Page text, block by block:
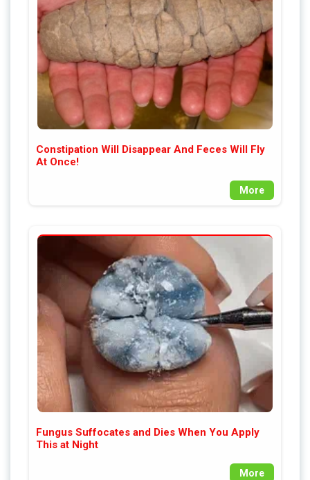
Constipation Will Disappear And Feces Will Fly
At Once!
More
Fungus Suffocates and Dies When You Apply
This at Night
More